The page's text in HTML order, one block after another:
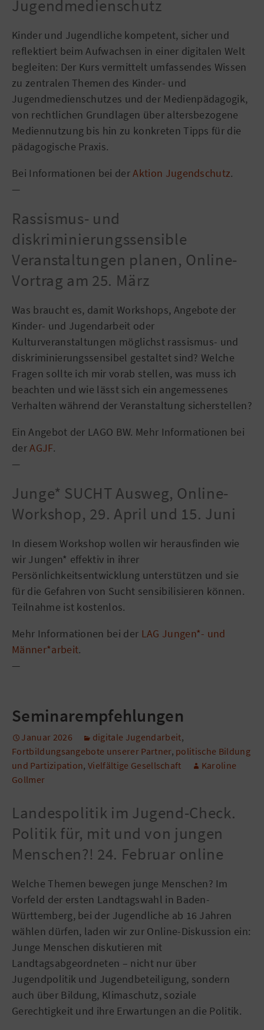
Jugendmedienschutz
Kinder und Jugendliche kompetent, sicher und
reflektiert beim Aufwachsen in einer digitalen Welt
begleiten: Der Kurs vermittelt umfassendes Wissen
zu zentralen Themen des Kinder- und
Jugendmedienschutzes und der Medienpädagogik,
von rechtlichen Grundlagen über altersbezogene
Mediennutzung bis hin zu konkreten Tipps für die
pädagogische Praxis.
Bei Informationen bei derAktion Jugendschutz.
—
Rassismus- und
diskriminierungssensible
Veranstaltungen planen, Online-
Vortrag am 25. März
Was braucht es, damit Workshops, Angebote der
Kinder- und Jugendarbeit oder
Kulturveranstaltungen möglichst rassismus- und
diskriminierungssensibel gestaltet sind? Welche
Fragen sollte ich mir vorab stellen, was muss ich
beachten und wie lässt sich ein angemessenes
Verhalten während der Veranstaltung sicherstellen?
Ein Angebot der LAGO BW. Mehr Informationen bei
derAGJF.
—
Junge* SUCHT Ausweg, Online-
Workshop, 29. April und 15. Juni
In diesem Workshop wollen wir herausfinden wie
wir Jungen* effektiv in ihrer
Persönlichkeitsentwicklung unterstützen und sie
für die Gefahren von Sucht sensibilisieren können.
Teilnahme ist kostenlos.
Mehr Informationen bei der LAG Jungen*- und
Männer*arbeit.
—
Seminarempfehlungen
Januar 2026 digitale Jugendarbeit,
Fortbildungsangebote unserer Partner, politische Bildung
und Partizipation,Vielfältige Gesellschaft
Karoline
Gollmer
Landespolitik im Jugend-Check.
Politik für, mit und von jungen
Menschen?! 24. Februar online
Welche Themen bewegen junge Menschen? Im
Vorfeld der ersten Landtagswahl in Baden-
Württemberg, bei der Jugendliche ab 16 Jahren
wählen dürfen, laden wir zur Online-Diskussion ein:
Junge Menschen diskutieren mit
Landtagsabgeordneten – nicht nur über
Jugendpolitik und Jugendbeteiligung, sondern
auch über Bildung, Klimaschutz, soziale
Gerechtigkeit und ihre Erwartungen an die Politik.